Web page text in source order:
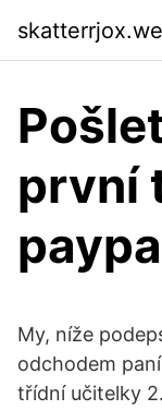
první
My, níže
odchodem
třídní učitelky